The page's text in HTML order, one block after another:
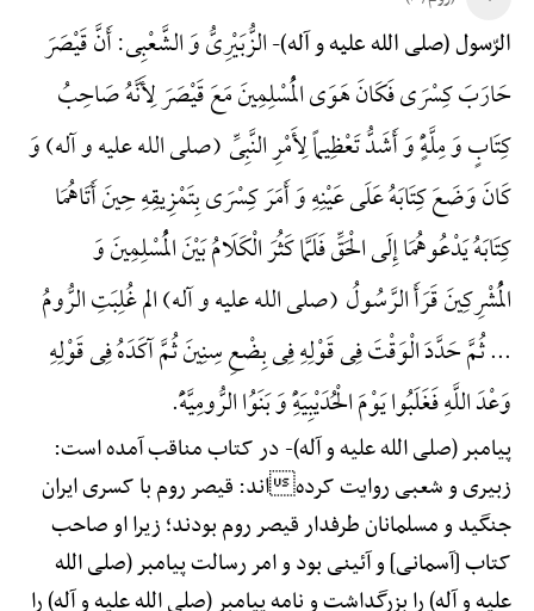
الرّسول (صلی الله علیه و آله)-الزُّبَیْرِیُّ وَ الشَّعْبِی: أَنَّ قَیْصَرَ
حَارَبَ کِسْرَی فَکَانَ هَوَی الْمُسْلِمِینَ مَعَ قَیْصَرَ لِأَنَّهُ صَاحِبُ
کِتَابٍ وَ مِلَّهًٍْ وَ أَشَدُّ تَعْظِیماً لِأَمْرِ النَّبِیِّ (صلی الله علیه و آله) وَ
کَانَ وَضَعَ کِتَابَهُ عَلَی عَیْنِهِ وَ أَمَرَ کِسْرَی بِتَمْزِیقِهِ حِینَ أَتَاهُمَا
کِتَابَهُ یَدْعُوهُمَا إِلَی الْحَقِّ فَلَمَّا کَثُرَ الْکَلَامُ بَیْنَ الْمُسْلِمِینَ وَ
الْمُشْرِکِینَ قَرَأَ الرَّسُولُ (صلی الله علیه و آله) الم غُلِبَتِ الرُّومُ
... ثُمَّ حَدَّدَ الْوَقْتَ فِی قَوْلِهِ فِی بِضْعِ سِنِینَ ثُمَّ آکَدَهُ فِی قَوْلِهِ
وَعْدَ اللَّهِ فَغَلَبُوا یَوْمَ الْحُدَیْبِیَهًِْ وَ بَنَوُا الرُّومِیَّهًَْ.
پیامبر (صلی الله علیه و آله)-در کتاب مناقب آمده است:
زبیری و شعبی روایت کردهاند: قیصر روم با کسری ایران
جنگید و مسلمانان طرفدار قیصر روم بودند؛ زیرا او صاحب
کتاب [آسمانی] و آئینی بود و امر رسالت پیامبر (صلی الله
علیه و آله) را بزرگداشت و نامه پیامبر (صلی الله علیه و آله) را